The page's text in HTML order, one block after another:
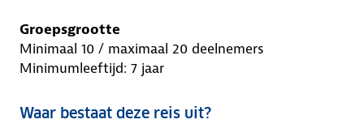
Groepsgrootte
Minimaal 10 / maximaal 20 deelnemers
Minimumleeftijd: 7 jaar
Waar bestaat deze reis uit?